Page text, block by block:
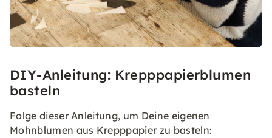
DIY-Anleitung: Krepppapierblumen
basteln
Folge dieser Anleitung, um Deine eigenen
Mohnblumen aus Krepppapier zu basteln: